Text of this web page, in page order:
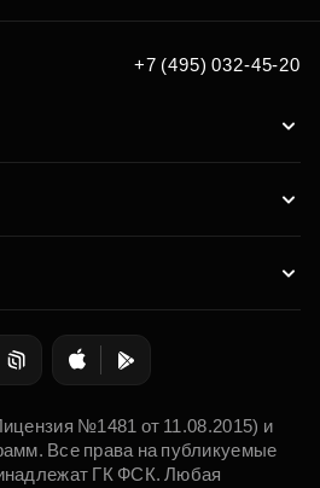
+7 (495) 032-45-20
№1481 от 11.08.2015) и
Все права на публикуемые
ГК ФСК. Любая